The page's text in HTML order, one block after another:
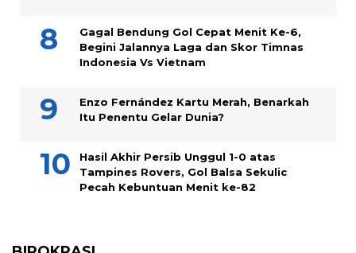
Gagal Bendung Gol Cepat Menit Ke-6,
Begini Jalannya Laga dan Skor Timnas
Indonesia Vs Vietnam
Enzo Fernández Kartu Merah, Benarkah
Itu Penentu Gelar Dunia?
Hasil Akhir Persib Unggul 1-0 atas
Tampines Rovers, Gol Balsa Sekulic
Pecah Kebuntuan Menit ke-82